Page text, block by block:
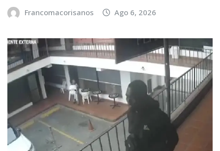
Francomacorisanos Ago 6, 2026